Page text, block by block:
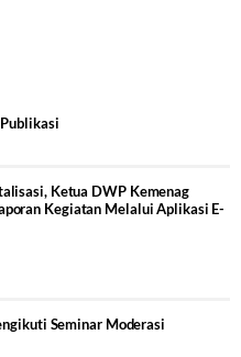
Ketua DWP Kemenag
Kegiatan Melalui Aplikasi E-
Seminar Moderasi